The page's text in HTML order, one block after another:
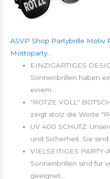
ASVP Shop Partybrille Motiv
Mottoparty...
EINZIGARTIGES
Sonnenbrillen haben
einem...
"ROTZE VOLL"
zeigt stolz die Worte
UV 400 SCHUTZ:
und Sicherheit. Sie
VIELSEITIGES PARTY-
Sonnenbrillen sind für
geeignet...